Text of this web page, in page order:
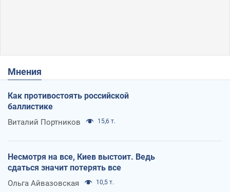
Мнения
Как противостоять российской
баллистике
Виталий Портников 15,6 т.
Несмотря на все, Киев выстоит. Ведь
сдаться значит потерять все
Ольга Айвазовская 10,5 т.